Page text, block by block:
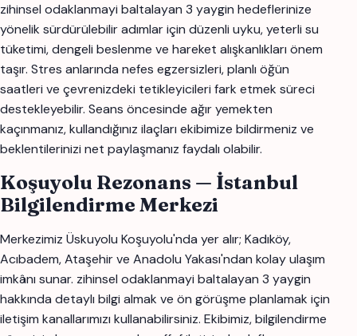
zihinsel odaklanmayi baltalayan 3 yaygin hedeflerinize
yönelik sürdürülebilir adımlar için düzenli uyku, yeterli su
tüketimi, dengeli beslenme ve hareket alışkanlıkları önem
taşır. Stres anlarında nefes egzersizleri, planlı öğün
saatleri ve çevrenizdeki tetikleyicileri fark etmek süreci
destekleyebilir. Seans öncesinde ağır yemekten
kaçınmanız, kullandığınız ilaçları ekibimize bildirmeniz ve
beklentilerinizi net paylaşmanız faydalı olabilir.
Koşuyolu Rezonans — İstanbul
Bilgilendirme Merkezi
Merkezimiz Üskuyolu Koşuyolu'nda yer alır; Kadıköy,
Acıbadem, Ataşehir ve Anadolu Yakası'ndan kolay ulaşım
imkânı sunar. zihinsel odaklanmayi baltalayan 3 yaygin
hakkında detaylı bilgi almak ve ön görüşme planlamak için
iletişim kanallarımızı kullanabilirsiniz. Ekibimiz, bilgilendirme